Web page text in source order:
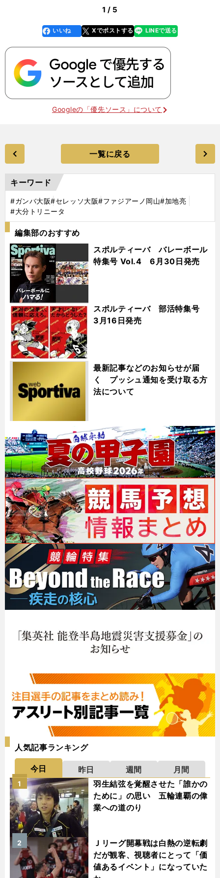
1 / 5
faceboo
k
いいね Xでポストする
line LINEで送る
Googleの「優先ソース」について
一覧に戻る
キーワード
#ガンバ大阪#セレッソ大阪#ファジアーノ岡山#加地亮
#大分トリニータ
編集部のおすすめ
スポルティーバ バレーボール
特集号 Vol.4 6月30日発売
スポルティーバ 部活特集号
3月16日発売
最新記事などのお知らせが届
く プッシュ通知を受け取る方
法について
人気記事ランキング
今日 昨日 週間
月間
羽生結弦を覚醒させた「誰かの
ために」の思い 五輪連覇の偉
業への道のり
1
Ｊリーグ開幕戦は白熱の逆転劇
だが観客、視聴者にとって「価
値あるイベント」になっていた
2